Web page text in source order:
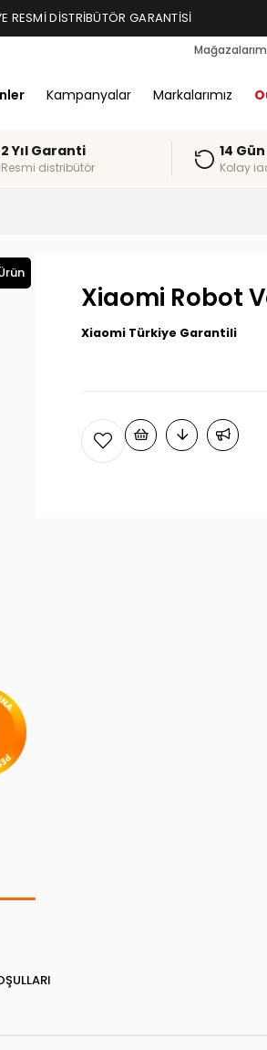
RESMI DISTRIBÜTÖR GARANTISI
Kampanyalar Markalarımız
2 Yıl Garanti
Resmi distribütör
14
Kolay
Xiaomi Robot
Xiaomi Türkiye Garantili